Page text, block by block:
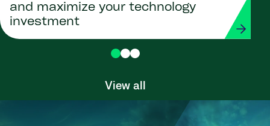
and maximize your technology
investment
View all